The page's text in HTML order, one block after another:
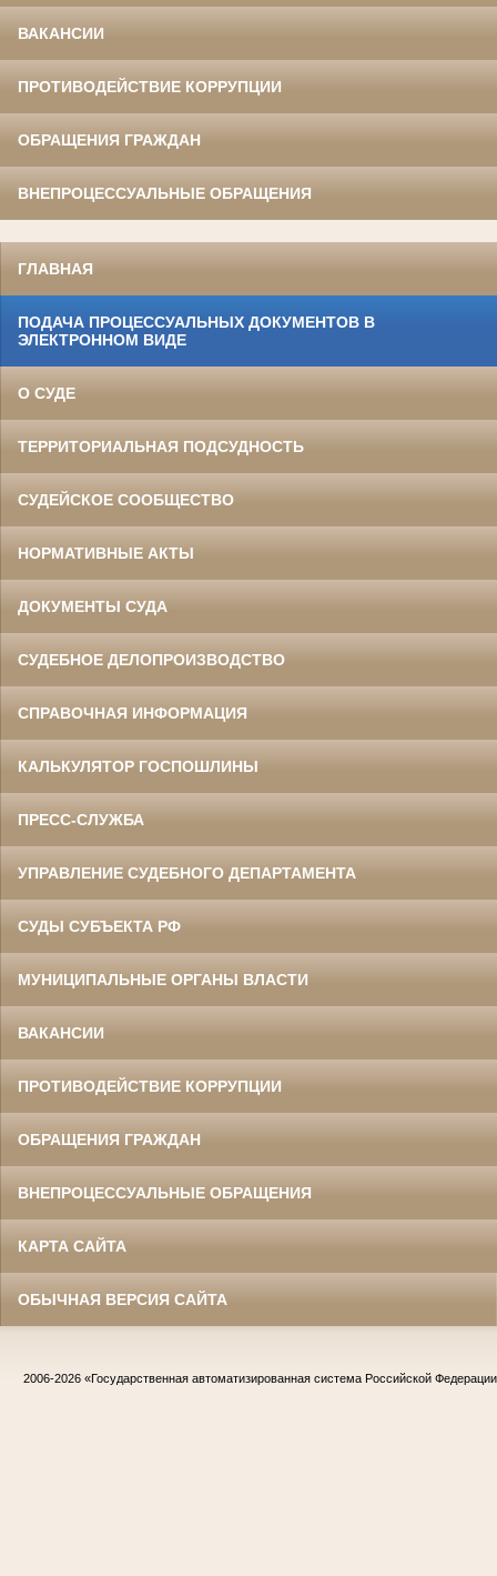
ВАКАНСИИ
ПРОТИВОДЕЙСТВИЕ КОРРУПЦИИ
ОБРАЩЕНИЯ ГРАЖДАН
ВНЕПРОЦЕССУАЛЬНЫЕ ОБРАЩЕНИЯ
ГЛАВНАЯ
ПОДАЧА ПРОЦЕССУАЛЬНЫХ ДОКУМЕНТОВ В
ЭЛЕКТРОННОМ ВИДЕ
О СУДЕ
ТЕРРИТОРИАЛЬНАЯ ПОДСУДНОСТЬ
СУДЕЙСКОЕ СООБЩЕСТВО
НОРМАТИВНЫЕ АКТЫ
ДОКУМЕНТЫ СУДА
СУДЕБНОЕ ДЕЛОПРОИЗВОДСТВО
СПРАВОЧНАЯ ИНФОРМАЦИЯ
КАЛЬКУЛЯТОР ГОСПОШЛИНЫ
ПРЕСС-СЛУЖБА
УПРАВЛЕНИЕ СУДЕБНОГО ДЕПАРТАМЕНТА
СУДЫ СУБЪЕКТА РФ
МУНИЦИПАЛЬНЫЕ ОРГАНЫ ВЛАСТИ
ВАКАНСИИ
ПРОТИВОДЕЙСТВИЕ КОРРУПЦИИ
ОБРАЩЕНИЯ ГРАЖДАН
ВНЕПРОЦЕССУАЛЬНЫЕ ОБРАЩЕНИЯ
КАРТА САЙТА
ОБЫЧНАЯ ВЕРСИЯ САЙТА
2006-2026 «Государственная автоматизированная система Российской